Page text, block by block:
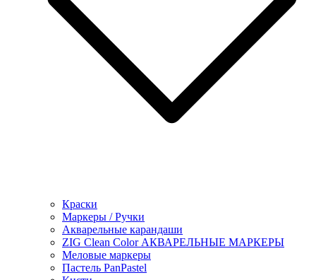
Краски
Маркеры / Ручки
Акварельные карандаши
ZIG Clean Color АКВАРЕЛЬНЫЕ МАРКЕРЫ
Меловые маркеры
Пастель PanPastel